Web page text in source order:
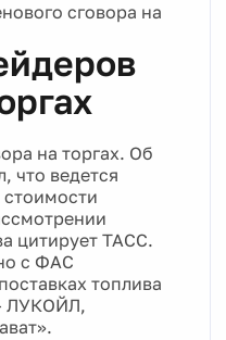
сговора на
на торгах. Об
что ведется
цитирует ТАСС.
с ФАС
топлива
ЛУКОЙЛ,